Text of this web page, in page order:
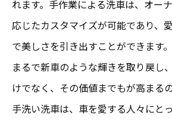
れます。手作業による洗車は、オー
応じたカスタマイズが可能であり、
で美しさを引き出すことができます
まるで新車のような輝きを取り戻し
けでなく、その価値までもが高まる
手洗い洗車は、車を愛する人々にと